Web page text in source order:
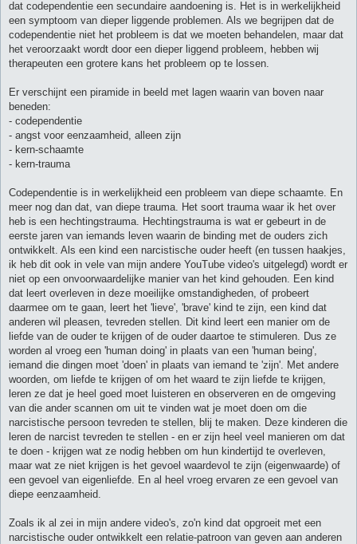
dat codependentie een secundaire aandoening is. Het is in werkelijkheid
een symptoom van dieper liggende problemen. Als we begrijpen dat de
codependentie niet het probleem is dat we moeten behandelen, maar dat
het veroorzaakt wordt door een dieper liggend probleem, hebben wij
therapeuten een grotere kans het probleem op te lossen.
Er verschijnt een piramide in beeld met lagen waarin van boven naar
beneden:
- codependentie
- angst voor eenzaamheid, alleen zijn
- kern-schaamte
- kern-trauma
Codependentie is in werkelijkheid een probleem van diepe schaamte. En
meer nog dan dat, van diepe trauma. Het soort trauma waar ik het over
heb is een hechtingstrauma. Hechtingstrauma is wat er gebeurt in de
eerste jaren van iemands leven waarin de binding met de ouders zich
ontwikkelt. Als een kind een narcistische ouder heeft (en tussen haakjes,
ik heb dit ook in vele van mijn andere YouTube video's uitgelegd) wordt er
niet op een onvoorwaardelijke manier van het kind gehouden. Een kind
dat leert overleven in deze moeilijke omstandigheden, of probeert
daarmee om te gaan, leert het 'lieve', 'brave' kind te zijn, een kind dat
anderen wil pleasen, tevreden stellen. Dit kind leert een manier om de
liefde van de ouder te krijgen of de ouder daartoe te stimuleren. Dus ze
worden al vroeg een 'human doing' in plaats van een 'human being',
iemand die dingen moet 'doen' in plaats van iemand te 'zijn'. Met andere
woorden, om liefde te krijgen of om het waard te zijn liefde te krijgen,
leren ze dat je heel goed moet luisteren en observeren en de omgeving
van die ander scannen om uit te vinden wat je moet doen om die
narcistische persoon tevreden te stellen, blij te maken. Deze kinderen die
leren de narcist tevreden te stellen - en er zijn heel veel manieren om dat
te doen - krijgen wat ze nodig hebben om hun kindertijd te overleven,
maar wat ze niet krijgen is het gevoel waardevol te zijn (eigenwaarde) of
een gevoel van eigenliefde. En al heel vroeg ervaren ze een gevoel van
diepe eenzaamheid.
Zoals ik al zei in mijn andere video's, zo'n kind dat opgroeit met een
narcistische ouder ontwikkelt een relatie-patroon van geven aan anderen